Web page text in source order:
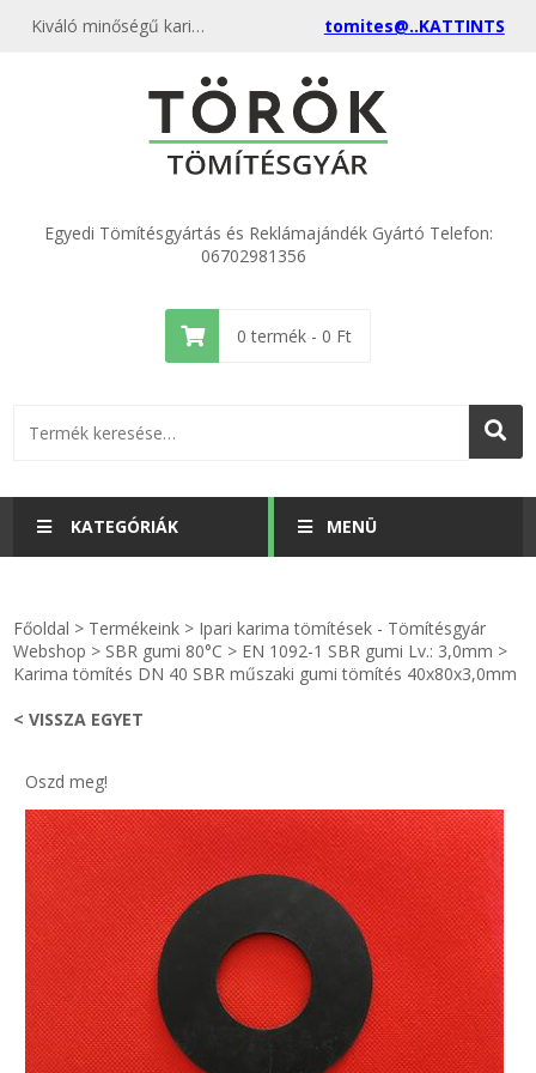
Kiváló minőségű karima tömítés DN 40 SBR műszaki gumi tömítés 40x80x3,0mm kedvező áron, egyenest a gyártótól, rendeld meg most és csatlakozz a több ezer elégedett vásárlóhoz. tomites@..KATTINTS
Egyedi Tömítésgyártás és Reklámajándék Gyártó Telefon:
06702981356
0 termék - 0 Ft
KATEGÓRIÁK
KULCSTARTÓ - KULCSKARIKA
GÉPÉSZET-PÉBÉ-gáz - KÉSZLETEK
IPARI KARIMA TÖMÍTÉS
TÖMÍTŐ TÁBLA - SZIGETELŐ LEMEZ
GUMILEMEZ - FILC - HÓTOLÓ
MENÜ
videók
Rólunk
Egyedi gyártás
Hírek
Kapcsolat
ÁSZF
Főoldal > Termékeink > Ipari karima tömítések - Tömítésgyár
Webshop > SBR gumi 80°C > EN 1092-1 SBR gumi Lv.: 3,0mm >
Karima tömítés DN 40 SBR műszaki gumi tömítés 40x80x3,0mm
< VISSZA EGYET
Oszd meg!